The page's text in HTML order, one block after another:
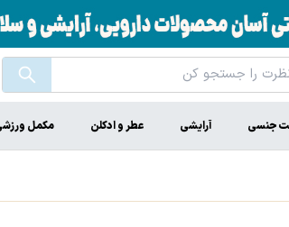
جنسی آرایشی عطر و ادکلن مکمل